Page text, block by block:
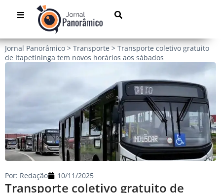
Jornal Panorâmico > Transporte > Transporte coletivo gratuito
de Itapetininga tem novos horários aos sábados
Transporte coletivo gratuito de
Por: Redação 10/11/2025